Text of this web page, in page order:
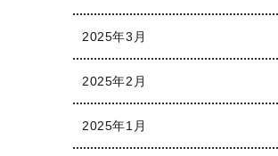
2025年3月
2025年2月
2025年1月